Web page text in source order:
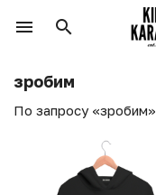
зробим
По запросу